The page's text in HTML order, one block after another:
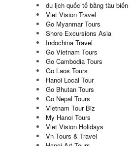
du lịch quốc tế bằng tàu biển
Viet Vision Travel
Go Myanmar Tours
Shore Excursions Asia
Indochina Travel
Go Vietnam Tours
Go Cambodia Tours
Go Laos Tours
Hanoi Local Tour
Go Bhutan Tours
Go Nepal Tours
Vietnam Tour Biz
My Hanoi Tours
Viet Vision Holidays
Vn Tours & Travel